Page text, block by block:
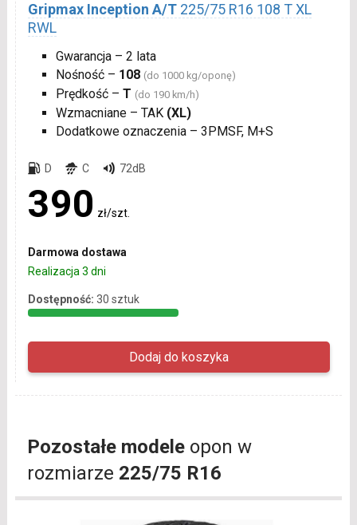
Gripmax Inception A/T 225/75 R16 108 T XL
RWL
Gwarancja – 2 lata
Nośność – 108 (do 1000 kg/oponę)
Prędkość – T (do 190 km/h)
Wzmacniane – TAK (XL)
Dodatkowe oznaczenia – 3PMSF, M+S
D C 72dB
390 zł/szt.
Darmowa dostawa
Realizacja 3 dni
Dostępność: 30 sztuk
Pozostałe modeleopon w
rozmiarze 225/75 R16